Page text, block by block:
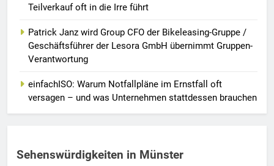
Teilverkauf oft in die Irre führt
Patrick Janz wird Group CFO der Bikeleasing-Gruppe /
Geschäftsführer der Lesora GmbH übernimmt Gruppen-
Verantwortung
einfachISO: Warum Notfallpläne im Ernstfall oft
versagen – und was Unternehmen stattdessen brauchen
Sehenswürdigkeiten in Münster